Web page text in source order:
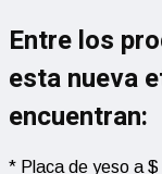
Entre los
esta nueva
encuentran:
* Placa de yeso a